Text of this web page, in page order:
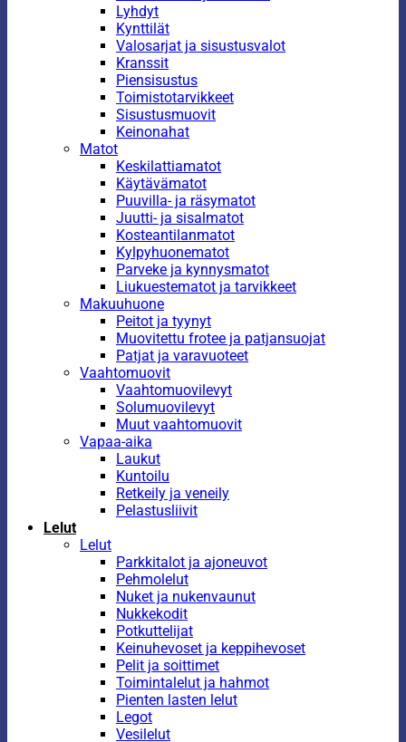
Lyhdyt
Kynttilät
Valosarjat ja sisustusvalot
Kranssit
Piensisustus
Toimistotarvikkeet
Sisustusmuovit
Keinonahat
Matot
Keskilattiamatot
Käytävämatot
Puuvilla- ja räsymatot
Juutti- ja sisalmatot
Kosteantilanmatot
Kylpyhuonematot
Parveke ja kynnysmatot
Liukuestematot ja tarvikkeet
Makuuhuone
Peitot ja tyynyt
Muovitettu frotee ja patjansuojat
Patjat ja varavuoteet
Vaahtomuovit
Vaahtomuovilevyt
Solumuovilevyt
Muut vaahtomuovit
Vapaa-aika
Laukut
Kuntoilu
Retkeily ja veneily
Pelastusliivit
Lelut
Lelut
Parkkitalot ja ajoneuvot
Pehmolelut
Nuket ja nukenvaunut
Nukkekodit
Potkuttelijat
Keinuhevoset ja keppihevoset
Pelit ja soittimet
Toimintalelut ja hahmot
Pienten lasten lelut
Legot
Vesilelut